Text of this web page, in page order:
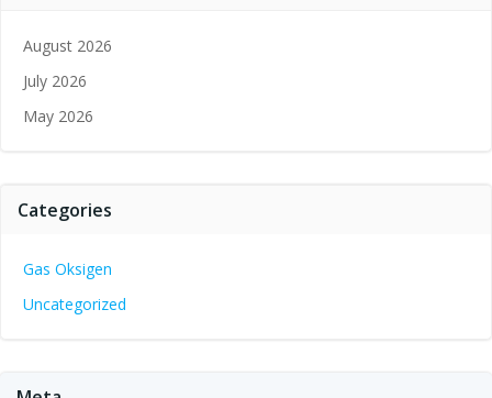
August 2026
July 2026
May 2026
Categories
Gas Oksigen
Uncategorized